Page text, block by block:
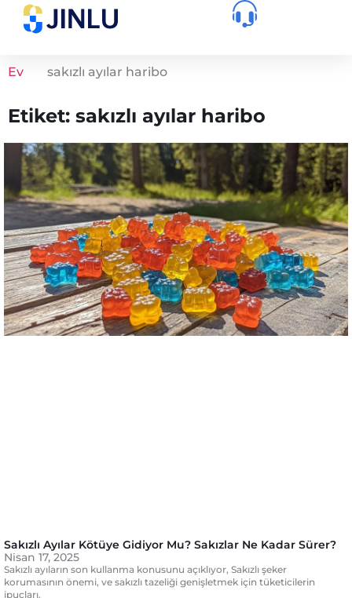
Ev sakızlı ayılar haribo
Etiket: sakızlı ayılar haribo
Sakızlı Ayılar Kötüye Gidiyor Mu? Sakızlar Ne Kadar Sürer?
Nisan 17, 2025
Sakızlı ayıların son kullanma konusunu açıklıyor, Sakızlı şeker
korumasının önemi, ve sakızlı tazeliği genişletmek için tüketicilerin
ipuçları.